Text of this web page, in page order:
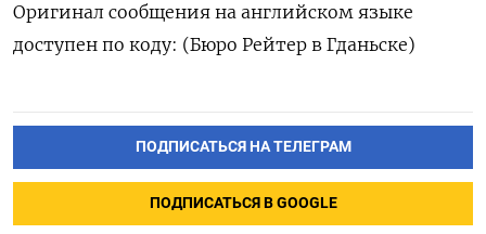
Оригинал сообщения на английском языке
доступен по коду: (Бюро Рейтер в Гданьске)
ПОДПИСАТЬСЯ НА ТЕЛЕГРАМ
ПОДПИСАТЬСЯ В GOOGLE